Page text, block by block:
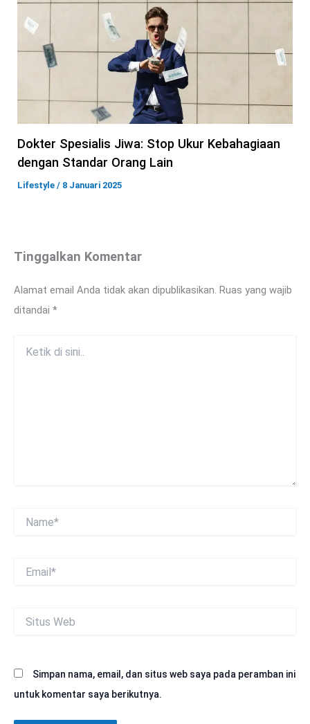
Dokter Spesialis Jiwa: Stop Ukur Kebahagiaan
dengan Standar Orang Lain
Lifestyle / 8 Januari 2025
Tinggalkan Komentar
Alamat email Anda tidak akan dipublikasikan. Ruas yang wajib
ditandai *
Web
Simpan nama, email, dan situs web saya pada peramban ini
untuk komentar saya berikutnya.